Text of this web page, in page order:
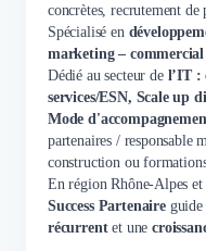
concrètes, recrutement de
Spécialisé en
marketing –
Dédié au secteur de l’IT :
services/ESN, Scale up
Mode
partenaires / responsable
construction ou
En région Rhône-Alpes et
Success Partenaireguide
récurrentet une